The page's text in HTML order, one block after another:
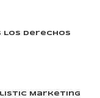
Los Derechos
Marketing